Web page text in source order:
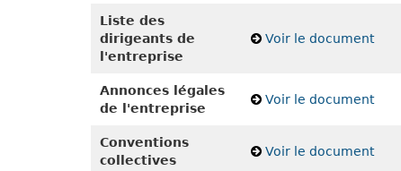
Liste des
dirigeants de
l'entreprise
Voir le document
Annonces légales
de l'entreprise
Voir le document
Conventions
collectives
Voir le document